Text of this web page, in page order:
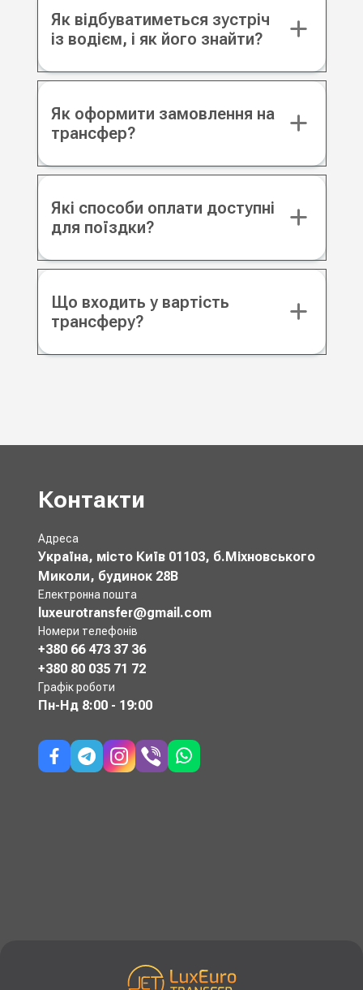
Як відбуватиметься зустріч
із водієм, і як його знайти?
Як оформити замовлення на
трансфер?
Які способи оплати доступні
для поїздки?
Що входить у вартість
трансферу?
Контакти
Адреса
Україна, місто Київ 01103, б.Міхновського
Миколи, будинок 28В
Електронна пошта
luxeurotransfer@gmail.com
Номери телефонів
+380 66 473 37 36
+380 80 035 71 72
Графік роботи
Пн-Нд 8:00 - 19:00